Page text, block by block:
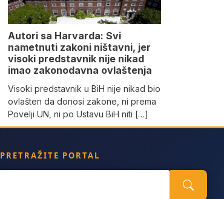
Autori sa Harvarda: Svi
nametnuti zakoni ništavni, jer
visoki predstavnik nije nikad
imao zakonodavna ovlaštenja
Visoki predstavnik u BiH nije nikad bio
ovlašten da donosi zakone, ni prema
Povelji UN, ni po Ustavu BiH niti […]
PRETRAŽITE PORTAL